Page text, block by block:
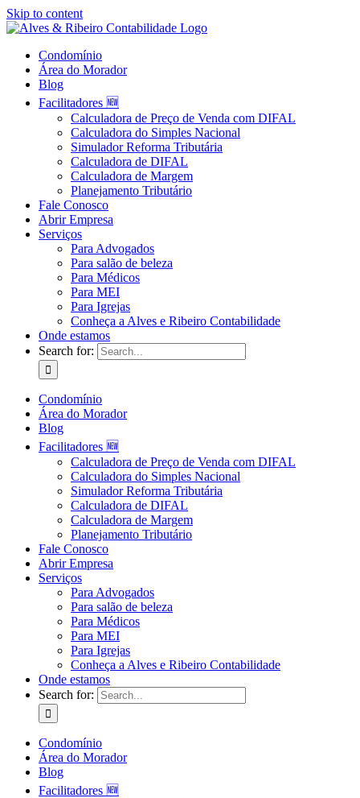
Skip to content
Condomínio
Área do Morador
Blog
Facilitadores 🆕
Calculadora de Preço de Venda com DIFAL
Calculadora do Simples Nacional
Simulador Reforma Tributária
Calculadora de DIFAL
Calculadora de Margem
Planejamento Tributário
Fale Conosco
Abrir Empresa
Serviços
Para Advogados
Para salão de beleza
Para Médicos
Para MEI
Para Igrejas
Conheça a Alves e Ribeiro Contabilidade
Onde estamos
Search for:
Condomínio
Área do Morador
Blog
Facilitadores 🆕
Calculadora de Preço de Venda com DIFAL
Calculadora do Simples Nacional
Simulador Reforma Tributária
Calculadora de DIFAL
Calculadora de Margem
Planejamento Tributário
Fale Conosco
Abrir Empresa
Serviços
Para Advogados
Para salão de beleza
Para Médicos
Para MEI
Para Igrejas
Conheça a Alves e Ribeiro Contabilidade
Onde estamos
Search for:
Condomínio
Área do Morador
Blog
Facilitadores 🆕